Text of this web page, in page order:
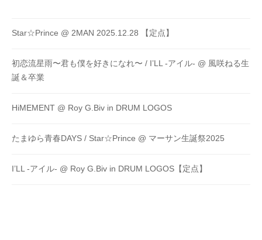
Star☆Prince @ 2MAN 2025.12.28 【定点】
初恋流星雨〜君も僕を好きになれ〜 / I’LL -アイル- @ 風咲ねる生
誕＆卒業
HiMEMENT @ Roy G.Biv in DRUM LOGOS
たまゆら青春DAYS / Star☆Prince @ マーサン生誕祭2025
I’LL -アイル- @ Roy G.Biv in DRUM LOGOS【定点】